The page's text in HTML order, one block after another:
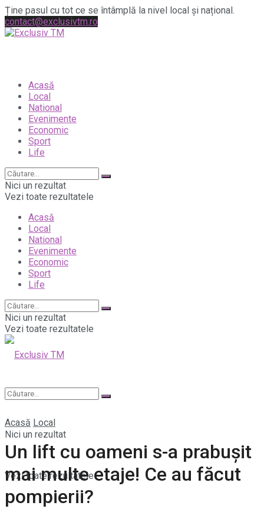
Ține pasul cu tot ce se întâmplă la nivel local și național.
contact@exclusivtm.ro
Acasă
Local
National
Evenimente
Economic
Sport
Life
Nici un rezultat
Vezi toate rezultatele
Acasă
Local
National
Evenimente
Economic
Sport
Life
Nici un rezultat
Vezi toate rezultatele
Nici un rezultat
Vezi toate rezultatele
Acasă Local
Un lift cu oameni s-a prabușit
mai multe etaje! Ce au făcut
pompierii?